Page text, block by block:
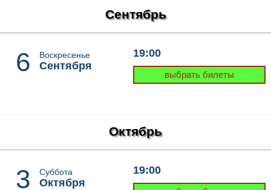
Сентябрь
6 Воскресенье
Сентября
19:00
выбрать билеты
Октябрь
3 Суббота
Октября
19:00